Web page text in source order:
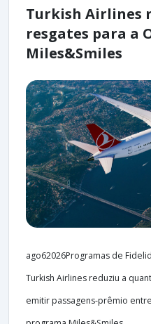
Turkish Airlines
resgates para a
Miles&Smiles
ago62026Programas de
Turkish Airlines reduziu a
emitir passagens-prêmio